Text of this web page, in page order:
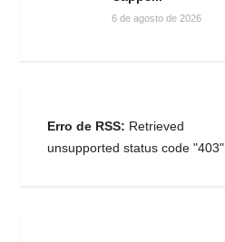
6 de agosto de 2026
Erro de RSS: Retrieved
unsupported status code "403"